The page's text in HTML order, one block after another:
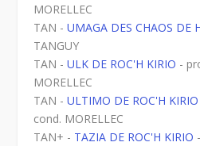
MORELLEC
TAN -UMAGA DES CHAOS DE
TANGUY
TAN -ULK DE ROC'H KIRIO -
MORELLEC
TAN -ULTIMO DE ROC'H KIRIO
cond. MORELLEC
TAN+ - TAZIA DE ROC'H KIRIO